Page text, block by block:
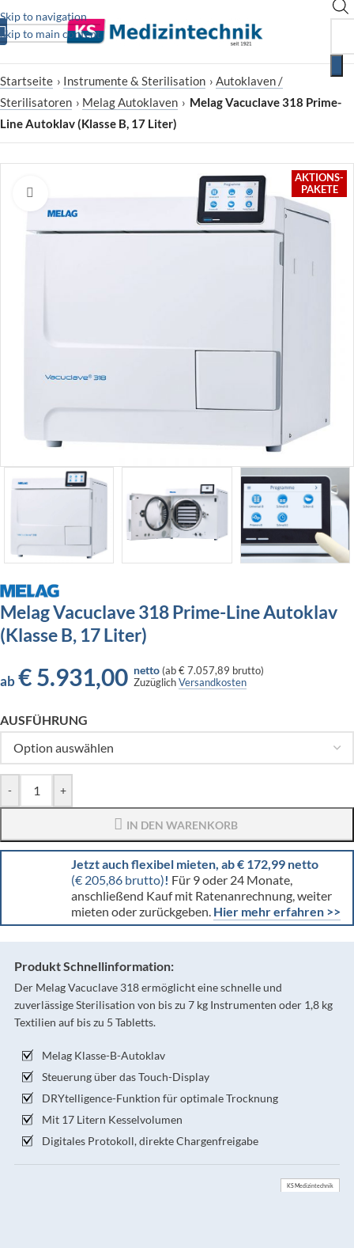
Skip to navigation
Skip to main content
Startseite › Instrumente & Sterilisation › Autoklaven /
Sterilisatoren › Melag Autoklaven › Melag Vacuclave 318 Prime-
Line Autoklav (Klasse B, 17 Liter)
AKTIONS-
PAKETE
Melag Vacuclave 318 Prime-Line Autoklav
(Klasse B, 17 Liter)
ab €5.931,00 netto (ab€ 7.057,89 brutto)
ZuzüglichVersandkosten
AUSFÜHRUNG
- +
IN DEN WARENKORB
Jetzt auch flexibel mieten, ab € 172,99 netto
(€ 205,86 brutto)! Für 9 oder 24 Monate,
anschließend Kauf mit Ratenanrechnung, weiter
mieten oder zurückgeben. Hier mehr erfahren >>
Produkt Schnellinformation:
Der Melag Vacuclave 318 ermöglicht eine schnelle und
zuverlässige Sterilisation von bis zu 7 kg Instrumenten oder 1,8 kg
Textilien auf bis zu 5 Tabletts.
Melag Klasse-B-Autoklav
Steuerung über das Touch-Display
DRYtelligence-Funktion für optimale Trocknung
Mit 17 Litern Kesselvolumen
Digitales Protokoll, direkte Chargenfreigabe
KS Medizintechnik